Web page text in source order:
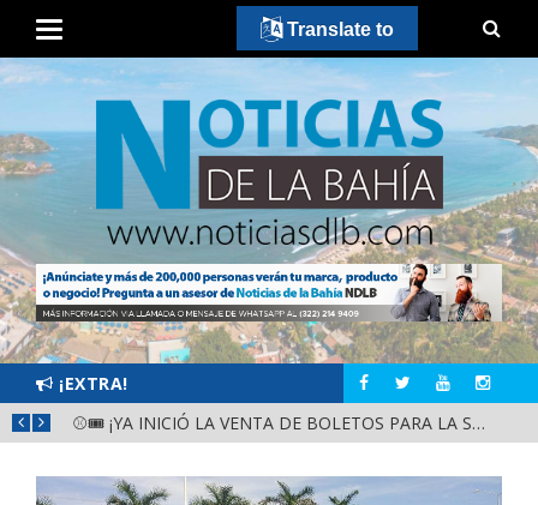
¡EXTRA!
⚾🎟️ ¡YA INICIÓ LA VENTA DE BOLETOS PARA LA SERIE DEL CARIBE KIDS NAYARIT 2026!
Translate to